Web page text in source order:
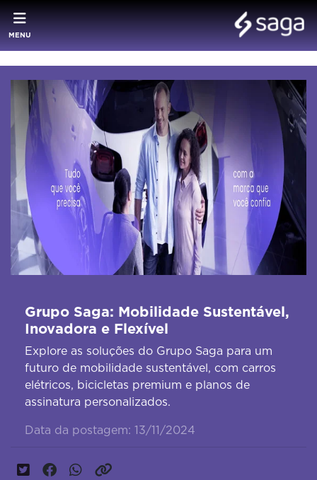
MENU
Grupo Saga: Mobilidade Sustentável,
Inovadora e Flexível
Explore as soluções do Grupo Saga para um
futuro de mobilidade sustentável, com carros
elétricos, bicicletas premium e planos de
assinatura personalizados.
Data da postagem: 13/11/2024